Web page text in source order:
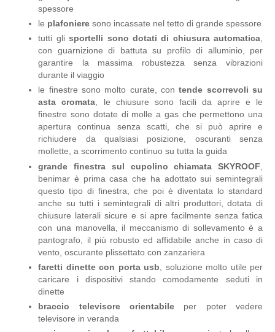
spessore
le plafoniere sono incassate nel tetto di grande spessore
tutti glisportelli sono dotati di chiusura automatica,
con guarnizione di battuta su profilo di alluminio, per
garantire la massima robustezza senza vibrazioni
durante il viaggio
le finestre sono molto curate, contende scorrevoli su
asta cromata, le chiusure sono facili da aprire e le
finestre sono dotate di molle a gas che permettono una
apertura continua senza scatti, che si può aprire e
richiudere da qualsiasi posizione, oscuranti senza
mollette, a scorrimento continuo su tutta la guida
grande finestra sul cupolino chiamata SKYROOF
benimar è prima casa che ha adottato sui semintegrali
questo tipo di finestra, che poi è diventata lo standard
anche su tutti i semintegrali di altri produttori, dotata di
chiusure laterali sicure e si apre facilmente senza fatica
con una manovella, il meccanismo di sollevamento è a
pantografo, il più robusto ed affidabile anche in caso di
vento, oscurante plissettato con zanzariera
faretti dinette con porta usb , soluzione molto utile per
caricare i dispositivi stando comodamente seduti in
dinette
braccio televisore orientabile per poter vedere
televisore in veranda